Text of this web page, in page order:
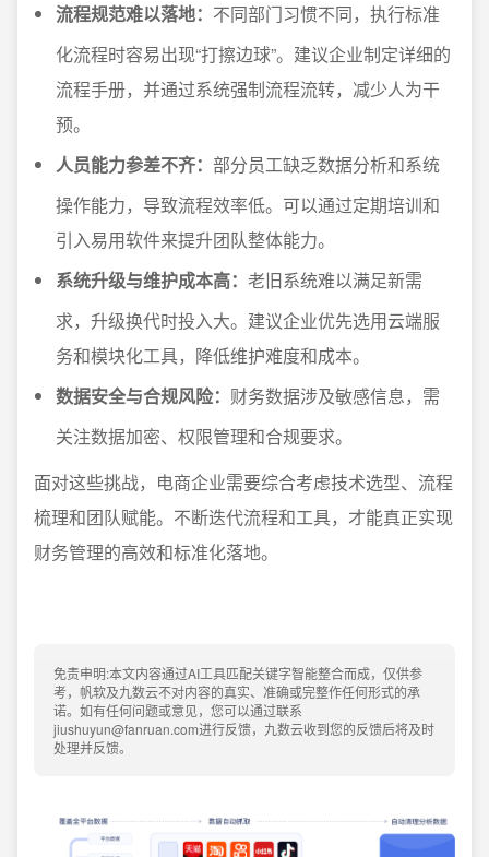
流程规范难以落地： 不同部门习惯不同，执行标准
化流程时容易出现“打擦边球”。建议企业制定详细的
流程手册，并通过系统强制流程流转，减少人为干
预。
人员能力参差不齐： 部分员工缺乏数据分析和系统
操作能力，导致流程效率低。可以通过定期培训和
引入易用软件来提升团队整体能力。
系统升级与维护成本高： 老旧系统难以满足新需
求，升级换代时投入大。建议企业优先选用云端服
务和模块化工具，降低维护难度和成本。
数据安全与合规风险： 财务数据涉及敏感信息，需
关注数据加密、权限管理和合规要求。
面对这些挑战，电商企业需要综合考虑技术选型、流程
梳理和团队赋能。不断迭代流程和工具，才能真正实现
财务管理的高效和标准化落地。
免责申明:本文内容通过AI工具匹配关键字智能整合而成，仅供参
考，帆软及九数云不对内容的真实、准确或完整作任何形式的承
诺。如有任何问题或意见，您可以通过联系
jiushuyun@fanruan.com进行反馈，九数云收到您的反馈后将及时
处理并反馈。